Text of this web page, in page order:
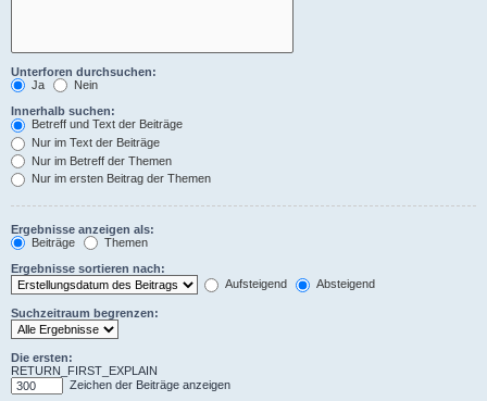
Unterforen durchsuchen:
Ja
Nein
Innerhalb suchen:
Betreff und Text der Beiträge
Nur im Text der Beiträge
Nur im Betreff der Themen
Nur im ersten Beitrag der Themen
Ergebnisse anzeigen als:
Beiträge
Themen
Ergebnisse sortieren nach:
Aufsteigend
Absteigend
Suchzeitraum begrenzen:
Die ersten:
RETURN_FIRST_EXPLAIN
Zeichen der Beiträge anzeigen